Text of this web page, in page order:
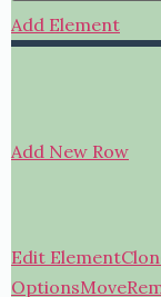
Add Element
Add New Row
Edit Element
OptionsMove